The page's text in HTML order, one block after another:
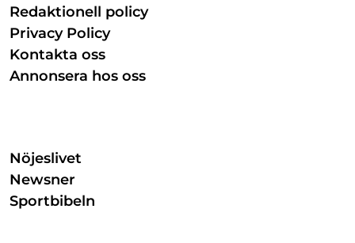
Redaktionell policy
Privacy Policy
Kontakta oss
Annonsera hos oss
Nöjeslivet
Newsner
Sportbibeln